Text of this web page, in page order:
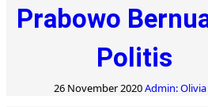
Prabowo
Politis
26 November 2020Admin: Olivia